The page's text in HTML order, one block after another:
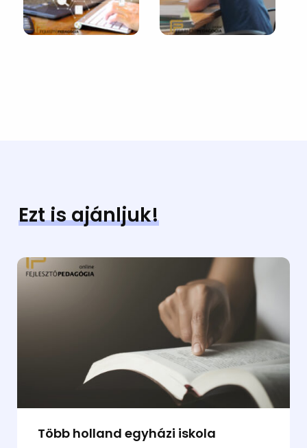
Ezt is ajánljuk!
Több holland egyházi iskola